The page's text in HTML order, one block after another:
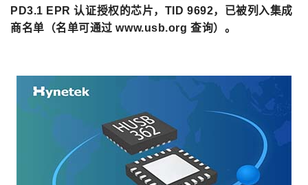
PD3.1 EPR 认证授权的芯片，TID 9692，已被列入集成
商名单（名单可通过 www.usb.org 查询）。